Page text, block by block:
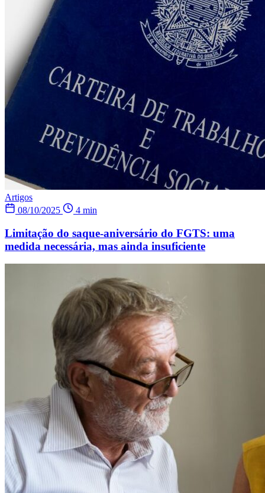
Artigos
08/10/2025
4 min
Limitação do saque-aniversário do FGTS: uma
medida necessária, mas ainda insuficiente